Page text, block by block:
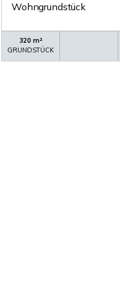
Wohngrundstück
320 m²
GRUNDSTÜCK